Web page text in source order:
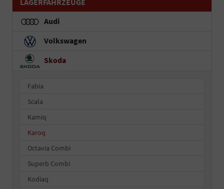
Audi
Volkswagen
Skoda
Fabia
Scala
Kamiq
Karoq
Octavia Combi
Superb Combi
Kodiaq